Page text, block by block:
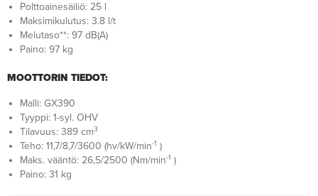
Polttoainesäiliö: 25 l
Maksimikulutus: 3.8 l/t
Melutaso**: 97 dB(A)
Paino: 97 kg
MOOTTORIN TIEDOT:
Malli: GX390
Tyyppi: 1-syl. OHV
Tilavuus: 389 cm3
Teho: 11,7/8,7/3600 (hv/kW/min-1 )
Maks. vääntö: 26,5/2500 (Nm/min-1 )
Paino: 31 kg